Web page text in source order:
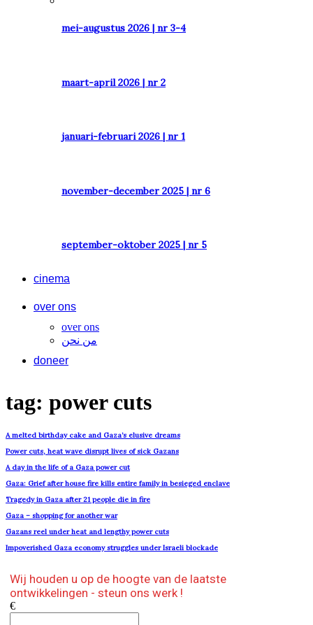
mei-augustus 2026 | nr 3-4
maart-april 2026 | nr 2
januari-februari 2026 | nr 1
november-december 2025 | nr 6
september-oktober 2025 | nr 5
cinema
over ons
over ons
من نحن
doneer
tag: power cuts
A melted birthday cake and Gaza’s elusive dreams
Power cuts, heat wave disrupt lives of sick Gazans
A day in the life of a Gaza power cut
Gaza: Grief after house fire kills entire family in besieged enclave
Tragedy in Gaza after 21 people die in fire
Gaza – shopping for another war
Gazans reel under heat and lengthy power cuts
Impoverished Gaza economy struggles under Israeli blockade
Wij houden u op de hoogte van de laatste
ontwikkelingen - steun ons werk !
€